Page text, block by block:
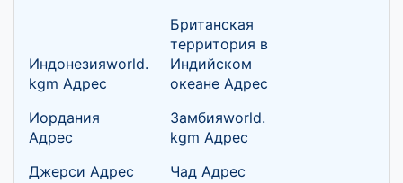
Индонезияworld.
kgm Адрес
Британская
территория в
Индийском
океане Адрес
Иордания
Адрес
Замбияworld.
kgm Адрес
Джерси Адрес
Чад Адрес